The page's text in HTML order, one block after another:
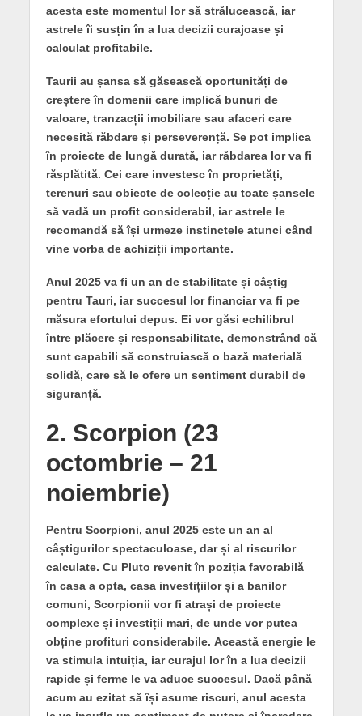
acesta este momentul lor să strălucească, iar
astrele îi susțin în a lua decizii curajoase și
calculat profitabile.
Taurii au șansa să găsească oportunități de
creștere în domenii care implică bunuri de
valoare, tranzacții imobiliare sau afaceri care
necesită răbdare și perseverență. Se pot implica
în proiecte de lungă durată, iar răbdarea lor va fi
răsplătită. Cei care investesc în proprietăți,
terenuri sau obiecte de colecție au toate șansele
să vadă un profit considerabil, iar astrele le
recomandă să își urmeze instinctele atunci când
vine vorba de achiziții importante.
Anul 2025 va fi un an de stabilitate și câștig
pentru Tauri, iar succesul lor financiar va fi pe
măsura efortului depus. Ei vor găsi echilibrul
între plăcere și responsabilitate, demonstrând că
sunt capabili să construiască o bază materială
solidă, care să le ofere un sentiment durabil de
siguranță.
2. Scorpion (23
octombrie – 21
noiembrie)
Pentru Scorpioni, anul 2025 este un an al
câștigurilor spectaculoase, dar și al riscurilor
calculate. Cu Pluto revenit în poziția favorabilă
în casa a opta, casa investițiilor și a banilor
comuni, Scorpionii vor fi atrași de proiecte
complexe și investiții mari, de unde vor putea
obține profituri considerabile. Această energie le
va stimula intuiția, iar curajul lor în a lua decizii
rapide și ferme le va aduce succesul. Dacă până
acum au ezitat să își asume riscuri, anul acesta